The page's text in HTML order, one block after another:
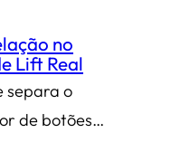
no
Lift Real
separa o
de botões…